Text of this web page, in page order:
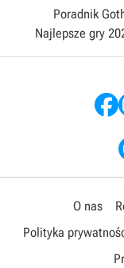
Poradnik
Najlepsze gry
O nas
Polityka